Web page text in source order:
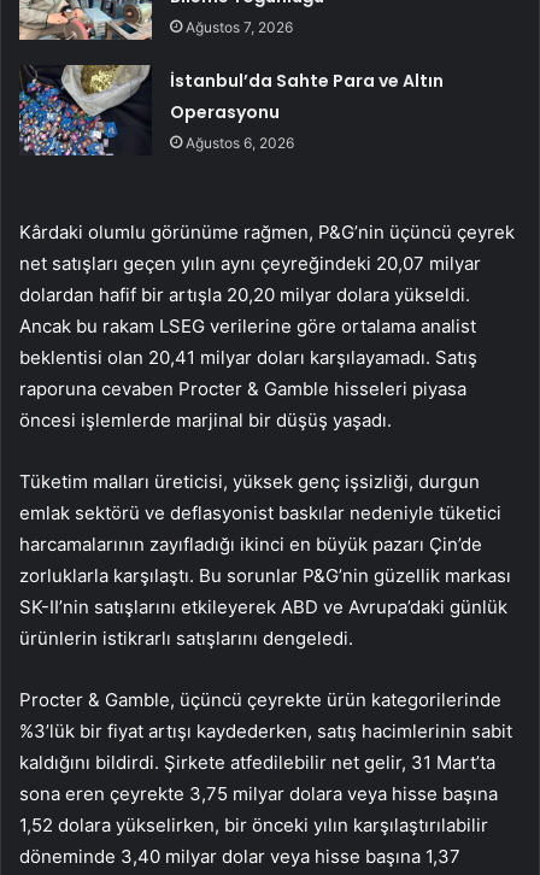
Ağustos 7, 2026
İstanbul’da Sahte Para ve Altın
Operasyonu
Ağustos 6, 2026
Kârdaki olumlu görünüme rağmen, P&G’nin üçüncü çeyrek
net satışları geçen yılın aynı çeyreğindeki 20,07 milyar
dolardan hafif bir artışla 20,20 milyar dolara yükseldi.
Ancak bu rakam LSEG verilerine göre ortalama analist
beklentisi olan 20,41 milyar doları karşılayamadı. Satış
raporuna cevaben Procter & Gamble hisseleri piyasa
öncesi işlemlerde marjinal bir düşüş yaşadı.
Tüketim malları üreticisi, yüksek genç işsizliği, durgun
emlak sektörü ve deflasyonist baskılar nedeniyle tüketici
harcamalarının zayıfladığı ikinci en büyük pazarı Çin’de
zorluklarla karşılaştı. Bu sorunlar P&G’nin güzellik markası
SK-II’nin satışlarını etkileyerek ABD ve Avrupa’daki günlük
ürünlerin istikrarlı satışlarını dengeledi.
Procter & Gamble, üçüncü çeyrekte ürün kategorilerinde
%3’lük bir fiyat artışı kaydederken, satış hacimlerinin sabit
kaldığını bildirdi. Şirkete atfedilebilir net gelir, 31 Mart’ta
sona eren çeyrekte 3,75 milyar dolara veya hisse başına
1,52 dolara yükselirken, bir önceki yılın karşılaştırılabilir
döneminde 3,40 milyar dolar veya hisse başına 1,37